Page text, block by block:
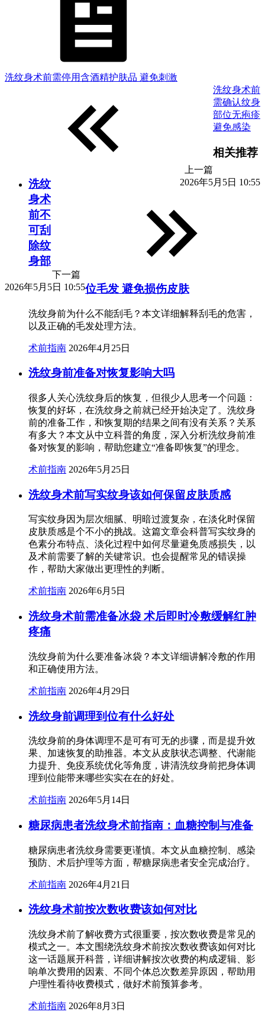
洗纹身术前需停用含酒精护肤品 避免刺激
上一篇
2026年5月5日 10:55
洗纹身术前
需确认纹身
部位无疱疹
避免感染
下一篇
2026年5月5日 10:55
相关推荐
洗纹
身术
前不
可刮
除纹
身部
位毛发 避免损伤皮肤
洗纹身前为什么不能刮毛？本文详细解释刮毛的危害，
以及正确的毛发处理方法。
术前指南 2026年4月25日
洗纹身前准备对恢复影响大吗
很多人关心洗纹身后的恢复，但很少人思考一个问题：
恢复的好坏，在洗纹身之前就已经开始决定了。洗纹身
前的准备工作，和恢复期的结果之间有没有关系？关系
有多大？本文从中立科普的角度，深入分析洗纹身前准
备对恢复的影响，帮助您建立“准备即恢复”的理念。
术前指南 2026年5月25日
洗纹身术前写实纹身该如何保留皮肤质感
写实纹身因为层次细腻、明暗过渡复杂，在淡化时保留
皮肤质感是个不小的挑战。这篇文章会科普写实纹身的
色素分布特点、淡化过程中如何尽量避免质感损失，以
及术前需要了解的关键常识。也会提醒常见的错误操
作，帮助大家做出更理性的判断。
术前指南 2026年6月5日
洗纹身术前需准备冰袋 术后即时冷敷缓解红肿
疼痛
洗纹身前为什么要准备冰袋？本文详细讲解冷敷的作用
和正确使用方法。
术前指南 2026年4月29日
洗纹身前调理到位有什么好处
洗纹身前的身体调理不是可有可无的步骤，而是提升效
果、加速恢复的助推器。本文从皮肤状态调整、代谢能
力提升、免疫系统优化等角度，讲清洗纹身前把身体调
理到位能带来哪些实实在在的好处。
术前指南 2026年5月14日
糖尿病患者洗纹身术前指南：血糖控制与准备
糖尿病患者洗纹身需要更谨慎。本文从血糖控制、感染
预防、术后护理等方面，帮糖尿病患者安全完成治疗。
术前指南 2026年4月21日
洗纹身术前按次数收费该如何对比
洗纹身术前了解收费方式很重要，按次数收费是常见的
模式之一。本文围绕洗纹身术前按次数收费该如何对比
这一话题展开科普，详细讲解按次收费的构成逻辑、影
响单次费用的因素、不同个体总次数差异原因，帮助用
户理性看待收费模式，做好术前预算参考。
术前指南 2026年8月3日